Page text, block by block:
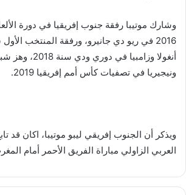
وشارك موتيبا رفقة جنوب إفريقيا في دورة
2016 في ريو دي جانيرو، ورفقة المنتخب
أنغولا وزامبيا في
ونيجيريا في تصفيات كأس أمم إفريقيا 2019.
ويذكر أن الجنوب إفريقي ليبو موتيبا، اكان
العربي الزاولي مباراة الفريق الأحمر أمام